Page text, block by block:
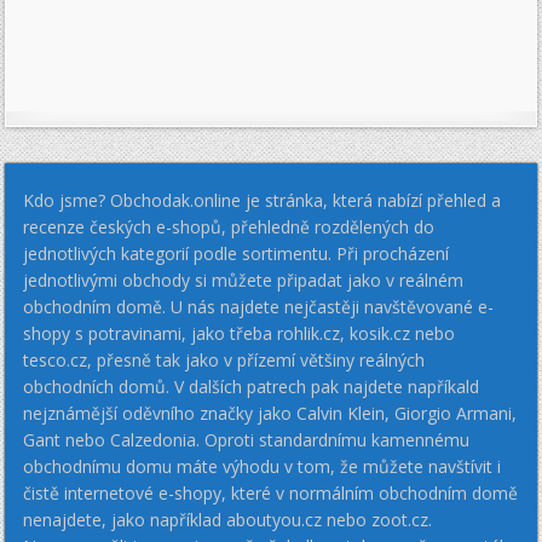
Kdo jsme? Obchodak.online je stránka, která nabízí přehled a
recenze českých e-shopů, přehledně rozdělených do
jednotlivých kategorií podle sortimentu. Při procházení
jednotlivými obchody si můžete připadat jako v reálném
obchodním domě. U nás najdete nejčastěji navštěvované e-
shopy s potravinami, jako třeba rohlik.cz, kosik.cz nebo
tesco.cz, přesně tak jako v přízemí většiny reálných
obchodních domů. V dalších patrech pak najdete napříkald
nejznámější oděvního značky jako Calvin Klein, Giorgio Armani,
Gant nebo Calzedonia. Oproti standardnímu kamennému
obchodnímu domu máte výhodu v tom, že můžete navštívit i
čistě internetové e-shopy, které v normálním obchodním domě
nenajdete, jako například aboutyou.cz nebo zoot.cz.